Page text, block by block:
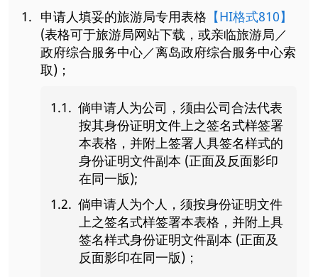
申请人填妥的旅游局专用表格 【HI格式810】
(表格可于旅游局网站下载，或亲临旅游局／
政府综合服务中心／离岛政府综合服务中心索
取)；
倘申请人为公司，须由公司合法代表
按其身份证明文件上之签名式样签署
本表格，并附上签署人具签名样式的
身份证明文件副本 (正面及反面影印
在同一版);
倘申请人为个人，须按身份证明文件
上之签名式样签署本表格，并附上具
签名样式身份证明文件副本 (正面及
反面影印在同一版)；